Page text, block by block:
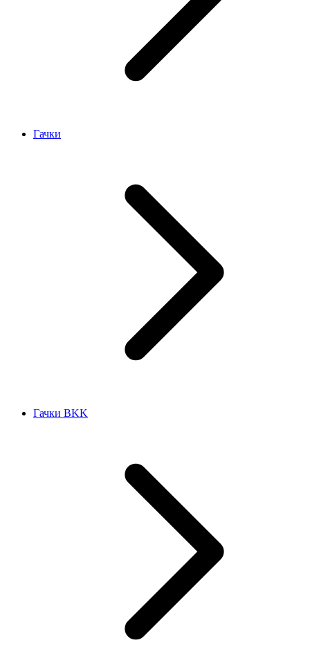
Гачки
Гачки BKK